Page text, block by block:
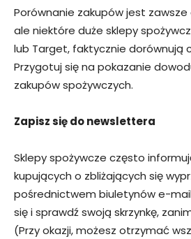
Porównanie zakupów jest
ale niektóre duże sklepy
lub Target, faktycznie dorównują
Przygotuj się na pokazanie
zakupów spożywczych.
Zapisz się do newslettera
Sklepy spożywcze często
kupujących o zbliżających się
pośrednictwem biuletynów e-
się i sprawdź swoją skrzynkę,
(Przy okazji, możesz otrzymać